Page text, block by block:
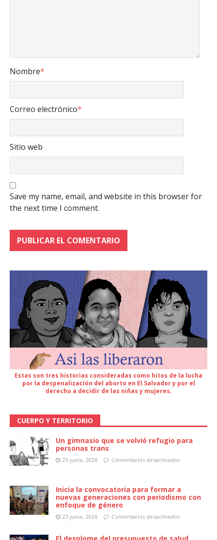
Nombre*
Correo electrónico*
Sitio web
Save my name, email, and website in this browser for
the next time I comment.
Estas son tres historias consideradas como hitos de la lucha
por la despenalización del aborto en El Salvador y por el
derecho a decidir de las niñas y mujeres.
CUERPO Y TERRITORIO
Un gimnasio que se volvió refugio para
personas trans
25 junio, 2026 Comentarios desactivados
Inicia la convocatoria para formar a
nuevas generaciones con periodismo con
enfoque de género
23 junio, 2026 Comentarios desactivados